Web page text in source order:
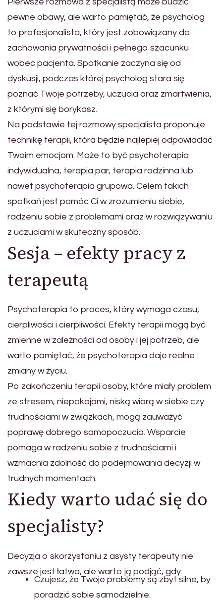
pewne obawy, ale warto pamiętać, że psycholog
to profesjonalista, który jest zobowiązany do
zachowania prywatności i pełnego szacunku
wobec pacjenta. Spotkanie zaczyna się od
dyskusji, podczas której psycholog stara się
poznać Twoje potrzeby, uczucia oraz zmartwienia,
z którymi się borykasz.
Na podstawie tej rozmowy specjalista proponuje
technikę terapii, która będzie najlepiej odpowiadać
Twoim emocjom. Może to być psychoterapia
indywidualna, terapia par, terapia rodzinna lub
nawet psychoterapia grupowa. Celem takich
spotkań jest pomóc Ci w zrozumieniu siebie,
radzeniu sobie z problemami oraz w rozwiązywaniu
z uczuciami w skuteczny sposób.
Sesja – efekty pracy z
terapeutą
Psychoterapia to proces, który wymaga czasu,
cierpliwości i cierpliwości. Efekty terapii mogą być
zmienne w zależności od osoby i jej potrzeb, ale
warto pamiętać, że psychoterapia daje realne
zmiany w życiu.
Po zakończeniu terapii osoby, które miały problem
ze stresem, niepokojami, niską wiarą w siebie czy
trudnościami w związkach, mogą zauważyć
poprawę dobrego samopoczucia. Wsparcie
pomaga w radzeniu sobie z trudnościami i
wzmacnia zdolność do podejmowania decyzji w
trudnych momentach.
Kiedy warto udać się do
specjalisty?
Decyzja o skorzystaniu z asysty terapeuty nie
zawsze jest łatwa, ale warto ją podjąć, gdy:
Czujesz, że Twoje problemy są zbyt silne, by
poradzić sobie samodzielnie.